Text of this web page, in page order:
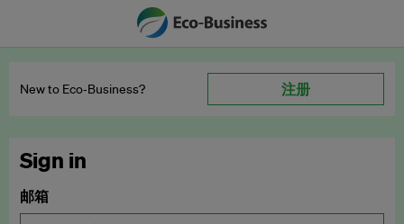
New to Eco‑Business? 注册
Sign in
邮箱